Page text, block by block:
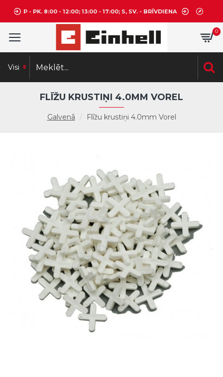
P - PK. 8:00 - 12:00; 13:00 - 17:00; S, SV. - BRĪVDIENA
0
Visi
Galvenā Flīžu krustiņi 4.0mm Vorel
FLĪŽU KRUSTIŅI 4.0MM VOREL